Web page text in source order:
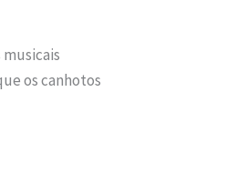
os canhotos